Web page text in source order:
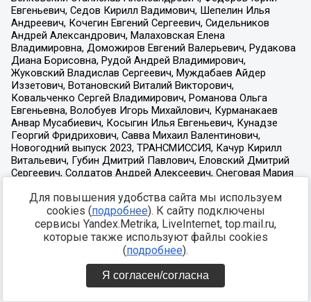
Для повышения удобства сайта мы используем
cookies (подробнее). К сайту подключены
сервисы Yandex.Metrika, LiveInternet, top.mail.ru,
которые также используют файлы cookies
(подробнее).
Я согласен/согласна